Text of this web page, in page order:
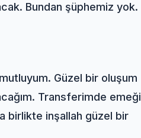
Bundan şüphemiz yok.
Güzel bir oluşum
Transferimde emeği
birlikte inşallah güzel bir